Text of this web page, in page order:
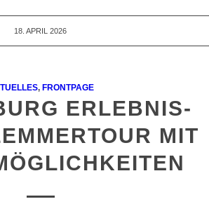
18. APRIL 2026
, FRONTPAGE
ERLEBNIS-
MIT